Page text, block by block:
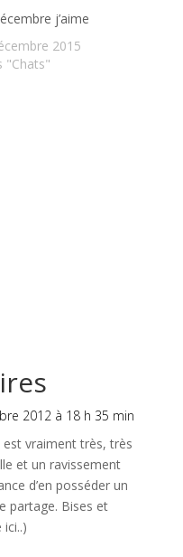
j’aime
2015
"Chats"
2012 à 18 h 35 min
est vraiment très, très
et un ravissement
d’en posséder un
partage. Bises et